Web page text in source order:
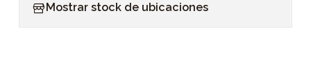
Mostrar stock de ubicaciones